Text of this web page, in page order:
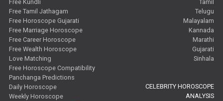
Free Kundli
Free Tamil Jathagam
Free Horoscope Gujarati
Free Marriage Horoscope
Free Career Horoscope
Free Wealth Horoscope
Love Matching
Free Horoscope Compatibility
Panchanga Predictions
Daily Horoscope
Weekly Horoscope
Tamil
Telugu
Malayalam
Kannada
Marathi
Gujarati
Sinhala
CELEBRITY HOROSCOPE
ANALYSIS